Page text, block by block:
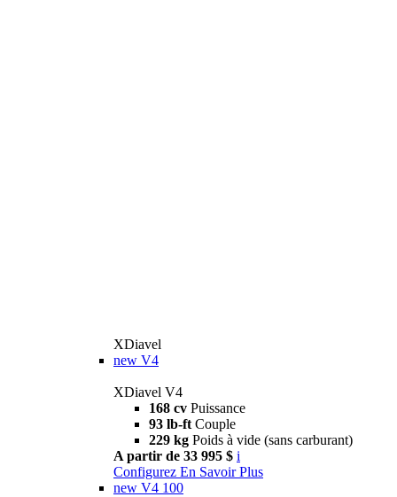
XDiavel
new V4
XDiavel V4
168 cv Puissance
93 lb-ft Couple
229 kg Poids à vide (sans carburant)
A partir de 33 995 $ i
Configurez En Savoir Plus
new V4 100